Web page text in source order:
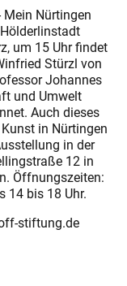
Nürtingen
um 15 Uhr findet
Stürzl von
Johannes
und Umwelt
Auch dieses
in Nürtingen
in der
12 in
Öffnungszeiten:
14 bis 18 Uhr.
stiftung.de